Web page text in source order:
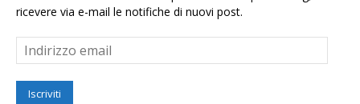
ricevere via e-mail le notifiche di nuovi post.
Indirizzo
email
Iscriviti